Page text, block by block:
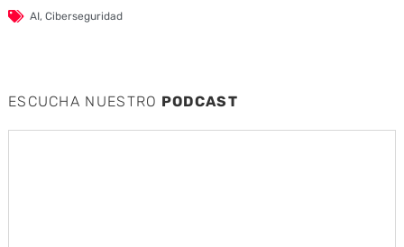
AI, Ciberseguridad
ESCUCHA NUESTRO PODCAST